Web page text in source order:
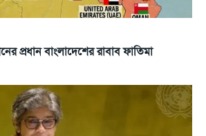
প্রধান বাংলাদেশের রাবাব ফাতিমা